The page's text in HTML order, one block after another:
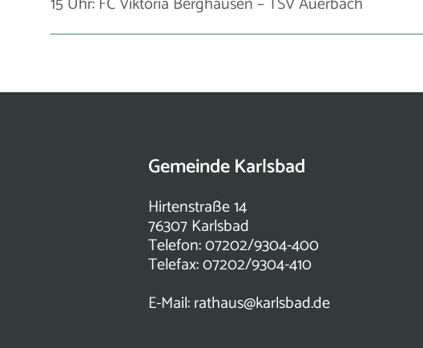
Gemeinde Karlsbad
Hirtenstraße 14
76307 Karlsbad
Telefon: 07202/9304-400
Telefax: 07202/9304-410
E-Mail:rathaus@karlsbad.de